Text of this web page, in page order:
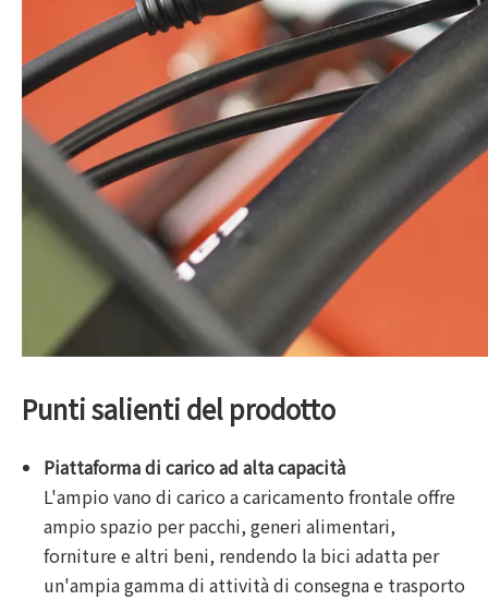
Punti salienti del prodotto
Piattaforma di carico ad alta capacità
L'ampio vano di carico a caricamento frontale offre
ampio spazio per pacchi, generi alimentari,
forniture e altri beni, rendendo la bici adatta per
un'ampia gamma di attività di consegna e trasporto